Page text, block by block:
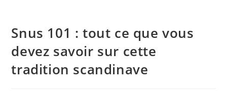
Snus 101 : tout ce que vous
devez savoir sur cette
tradition scandinave